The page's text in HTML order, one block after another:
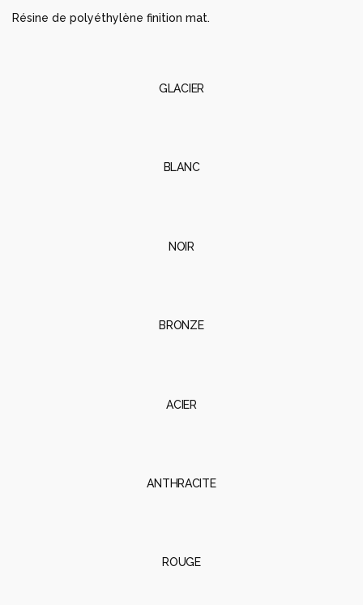
Résine de polyéthylène finition mat.
GLACIER
BLANC
NOIR
BRONZE
ACIER
ANTHRACITE
ROUGE